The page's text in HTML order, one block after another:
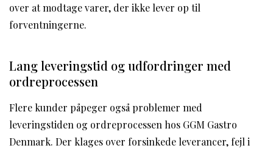
over at modtage varer, der ikke lever op til
forventningerne.
Lang leveringstid og udfordringer med
ordreprocessen
Flere kunder påpeger også problemer med
leveringstiden og ordreprocessen hos GGM Gastro
Denmark. Der klages over forsinkede leverancer, fejl i